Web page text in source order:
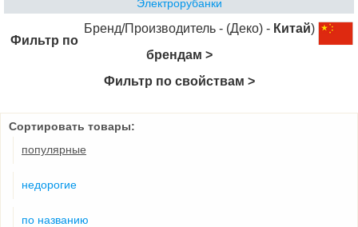
Электрорубанки
Бренд/Производитель - (Деко) - Китай)
Фильтр по
брендам >
Фильтр по свойствам >
Сортировать товары:
популярные
недорогие
по названию